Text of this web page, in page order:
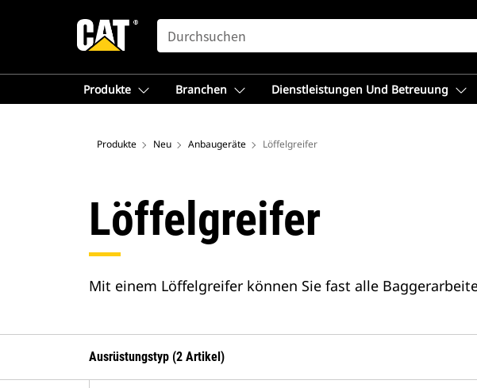
SEARCH
Produkte Branchen Dienstleistungen Und Betreuung
Produkte Neu Anbaugeräte Löffelgreifer
Löffelgreifer
Mit einem Löffelgreifer können Sie fast alle
Ausrüstungstyp (2 Artikel)